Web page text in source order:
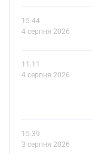
15.44
4 серпня 2026
11.11
4 серпня 2026
15.39
3 серпня 2026